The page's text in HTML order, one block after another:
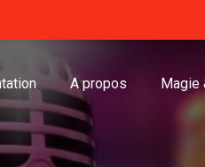
A propos Magie